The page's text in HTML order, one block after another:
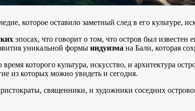
которое оставило заметный след в его культуре,
эпосах, что говорит о том, что остров был известен
уникальной формы индуизма на Бали, которая
время которого культура, искусство, и архитектура
из которых можно увидеть и сегодня.
священники, и художники соседних